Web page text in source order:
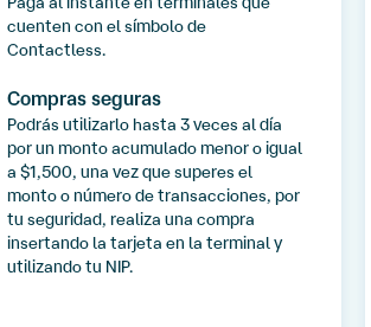
cuenten con el símbolo de
Contactless.
Compras seguras
Podrás utilizarlo hasta 3 veces al día
por un monto acumulado menor o igual
a $1,500, una vez que superes el
monto o número de transacciones, por
tu seguridad, realiza una compra
insertando la tarjeta en la terminal y
utilizando tu NIP.